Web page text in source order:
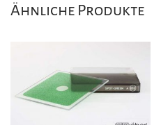
Ähnliche Produkte